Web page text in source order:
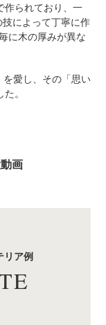
作られており、一
によって丁寧に作
に木の厚みが異な
愛し、その「思い
。
画
リア例